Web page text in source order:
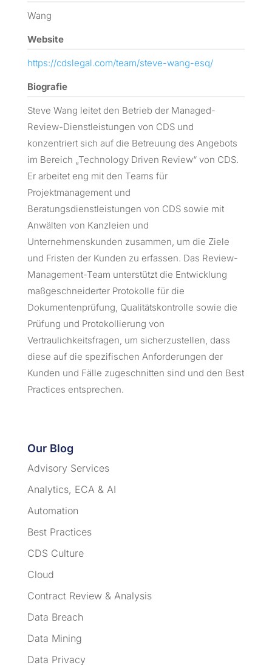
Wang
Website
https://cdslegal.com/team/steve-wang-esq/
Biografie
Steve Wang leitet den Betrieb der Managed-
Review-Dienstleistungen von CDS und
konzentriert sich auf die Betreuung des Angebots
im Bereich „Technology Driven Review“ von CDS.
Er arbeitet eng mit den Teams für
Projektmanagement und
Beratungsdienstleistungen von CDS sowie mit
Anwälten von Kanzleien und
Unternehmenskunden zusammen, um die Ziele
und Fristen der Kunden zu erfassen. Das Review-
Management-Team unterstützt die Entwicklung
maßgeschneiderter Protokolle für die
Dokumentenprüfung, Qualitätskontrolle sowie die
Prüfung und Protokollierung von
Vertraulichkeitsfragen, um sicherzustellen, dass
diese auf die spezifischen Anforderungen der
Kunden und Fälle zugeschnitten sind und den Best
Practices entsprechen.
Our Blog
Advisory Services
Analytics, ECA & AI
Automation
Best Practices
CDS Culture
Cloud
Contract Review & Analysis
Data Breach
Data Mining
Data Privacy